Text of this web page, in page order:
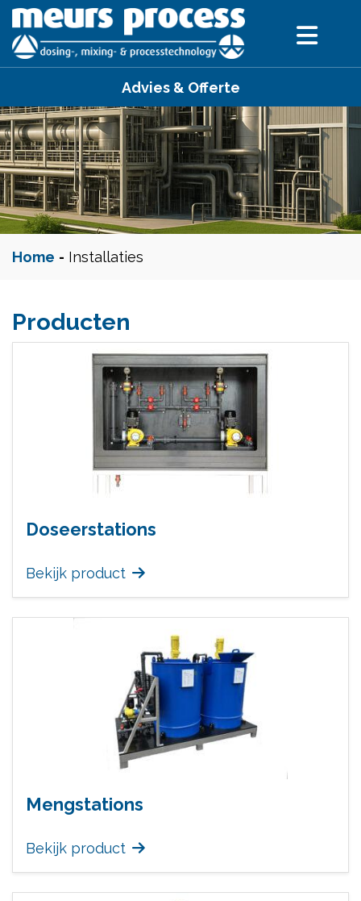
Advies & Offerte
Home - Installaties
Producten
Doseerstations
Bekijk product
Mengstations
Bekijk product